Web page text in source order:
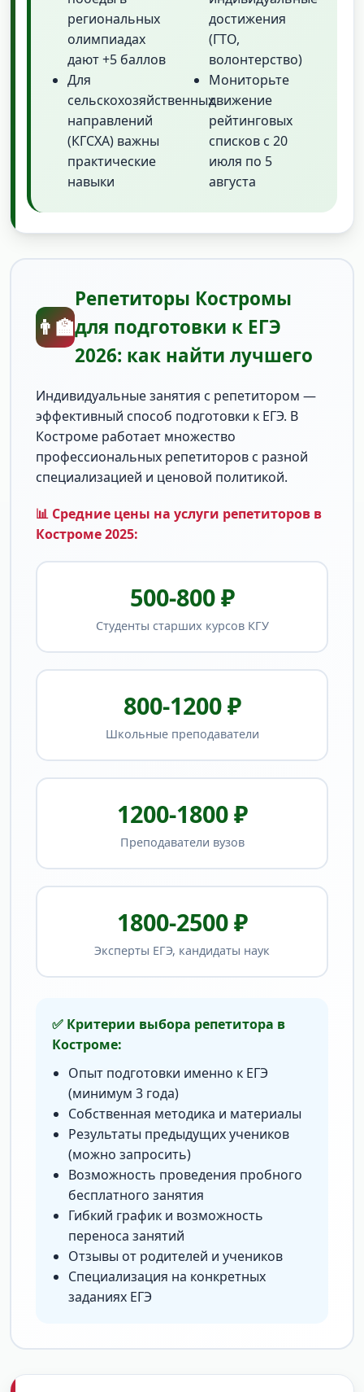
региональных
олимпиадах
дают +5 баллов
Для
сельскохозяйственных
направлений
(КГСХА) важны
практические
навыки
достижения
(ГТО,
волонтерство)
Мониторьте
движение
рейтинговых
списков с 20
июля по 5
августа
👨‍🏫
Репетиторы Костромы
для подготовки к ЕГЭ
2026: как найти лучшего
Индивидуальные занятия с репетитором —
эффективный способ подготовки к ЕГЭ. В
Костроме работает множество
профессиональных репетиторов с разной
специализацией и ценовой политикой.
📊 Средние цены на услуги репетиторов в
Костроме 2025:
500-800 ₽
Студенты старших курсов КГУ
800-1200 ₽
Школьные преподаватели
1200-1800 ₽
Преподаватели вузов
1800-2500 ₽
Эксперты ЕГЭ, кандидаты наук
✅ Критерии выбора репетитора в
Костроме:
Опыт подготовки именно к ЕГЭ
(минимум 3 года)
Собственная методика и материалы
Результаты предыдущих учеников
(можно запросить)
Возможность проведения пробного
бесплатного занятия
Гибкий график и возможность
переноса занятий
Отзывы от родителей и учеников
Специализация на конкретных
заданиях ЕГЭ